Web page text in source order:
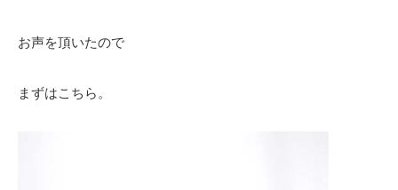
お声を頂いたので
まずはこちら。